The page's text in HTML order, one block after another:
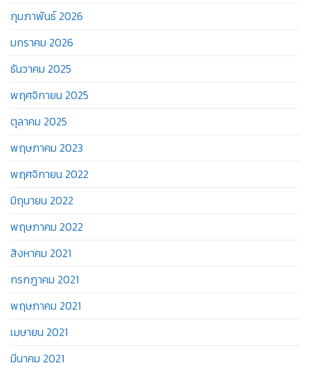
กุมภาพันธ์ 2026
มกราคม 2026
ธันวาคม 2025
พฤศจิกายน 2025
ตุลาคม 2025
พฤษภาคม 2023
พฤศจิกายน 2022
มิถุนายน 2022
พฤษภาคม 2022
สิงหาคม 2021
กรกฎาคม 2021
พฤษภาคม 2021
เมษายน 2021
มีนาคม 2021